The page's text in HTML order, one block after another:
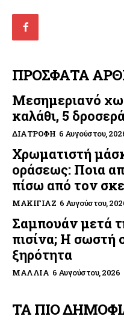
ΠΡΟΣΦΑΤΑ
Μεσημεριανό
καλάθι, 5
ΔΙΑΤΡΟΦΉ 6 Αυγούστου,
Χρωματιστή
οράσεως: Ποια
πίσω από τον
ΜΑΚΙΓΙΆΖ 6 Αυγούστου,
Σαμπουάν μετά
πισίνα; Η σωστή
ξηρότητα
ΜΑΛΛΙΆ 6 Αυγούστου, 2026
ΤΑ ΠΙΟ